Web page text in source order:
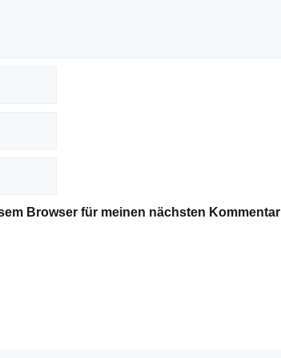
Browser für meinen nächsten Kommentar